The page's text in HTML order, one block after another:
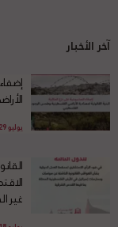
آخر الأخبار
يوليو 29, 2026
غير